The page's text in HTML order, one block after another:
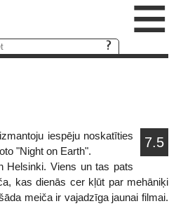
≡
7.5
iespēju noskatīties
"Night on Earth".
Helsinki. Viens un tas pats
kas dienās cer kļūt par mehāniķi
meiča ir vajadzīga jaunai filmai.